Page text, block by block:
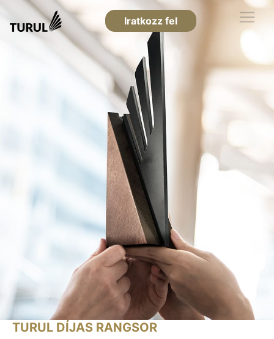
Iratkozz fel
TURUL DÍJAS RANGSOR